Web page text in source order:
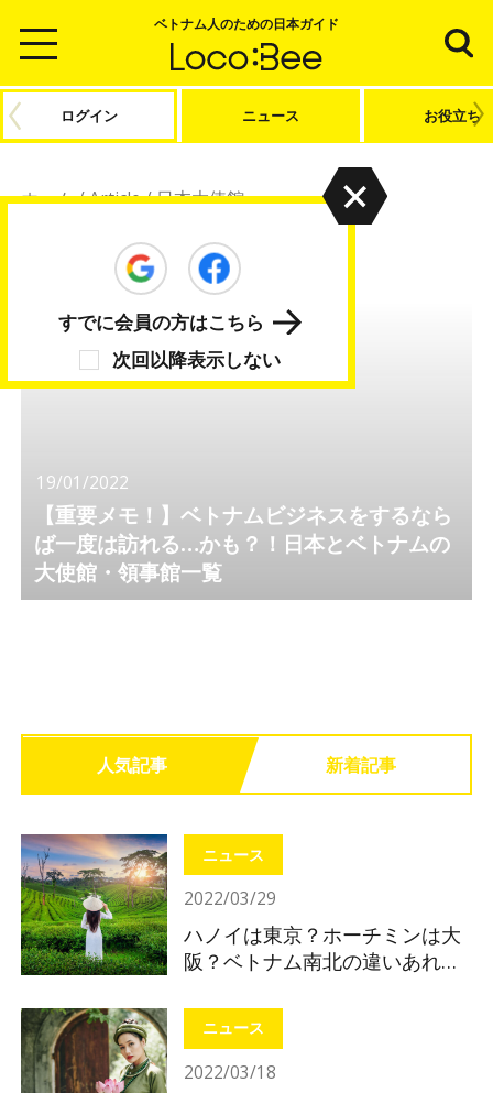
ベトナム人のための日本ガイド
ログイン ニュース お役立ち
ホーム/Article/日本大使館
日本大使館
19/01/2022
【重要メモ！】ベトナムビジネスをするなら
ば一度は訪れる…かも？！日本とベトナムの
大使館・領事館一覧
人気記事 新着記事
ニュース
2022/03/29
ハノイは東京？ホーチミンは大
阪？ベトナム南北の違いあれこ
ニュース
2022/03/18
次回以降表示しない
すでに会員の方はこちら